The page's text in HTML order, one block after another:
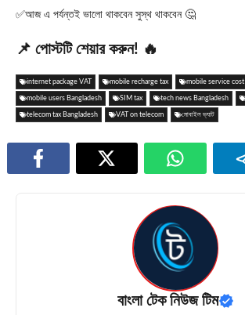
✅আজ এ পর্যন্তই ভালো থাকবেন সুস্থ থাকবেন 🤔
📌 পোস্টটি শেয়ার করুন! 🔥
internet package VAT mobile recharge tax mobile service cost
mobile users Bangladesh SIM tax tech news Bangladesh
telecom tax Bangladesh VAT on telecom মোবাইল ভ্যাট
বাংলা টেক নিউজ টিম